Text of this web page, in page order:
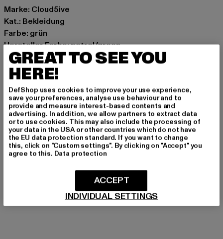
Marke: Cloud5ive
Kat.: Bekleidung
Farbe: grün
Hersteller Farbe: petrol/green
Materialzusammensetzung: 100% Polyester
Art.Nr: 25106002-23019
Hersteller: Bestseller Textilhandels GmbH |
hamburg@bestseller.com
Modering 1,Haus A | 22457 Hamburg | DE
GRÖSSE & PASSFORM
PFLEGEHINWEISE
LIEFERUNG & RÜCKGABE
GREAT TO SEE YOU
HERE!
DefShop uses cookies to improve your use experience,
save your preferences, analyse use behaviour and to
provide and measure interest-based contents and
advertising. In addition, we allow partners to extract data
or to use cookies. This may also include the processing of
your data in the USA or other countries which do not have
the EU data protection standard. If you want to change
this, click on "Custom settings". By clicking on "Accept" you
agree to this. Data protection
INDIVIDUAL SETTINGS
ACCEPT